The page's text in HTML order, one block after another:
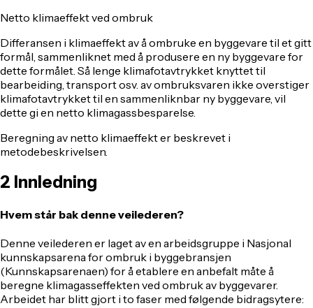
Netto klimaeffekt ved ombruk
Differansen i klimaeffekt av å ombruke en byggevare til et gitt
formål, sammenliknet med å produsere en ny byggevare for
dette formålet. Så lenge klimafotavtrykket knyttet til
bearbeiding, transport osv. av ombruksvaren ikke overstiger
klimafotavtrykket til en sammenliknbar ny byggevare, vil
dette gi en netto klimagassbesparelse.
Beregning av netto klimaeffekt er beskrevet i
metodebeskrivelsen.
2 Innledning
Hvem står bak denne veilederen?
Denne veilederen er laget av en arbeidsgruppe i Nasjonal
kunnskapsarena for ombruk i byggebransjen
(Kunnskapsarenaen) for å etablere en anbefalt måte å
beregne klimagasseffekten ved ombruk av byggevarer.
Arbeidet har blitt gjort i to faser med følgende bidragsytere: